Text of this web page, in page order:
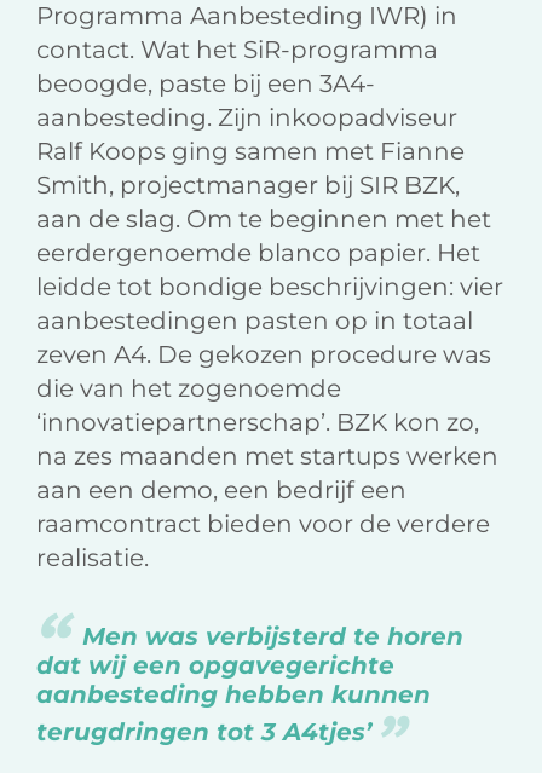
Programma Aanbesteding IWR) in
contact. Wat het SiR-programma
beoogde, paste bij een 3A4-
aanbesteding. Zijn inkoopadviseur
Ralf Koops ging samen met Fianne
Smith, projectmanager bij SIR BZK,
aan de slag. Om te beginnen met het
eerdergenoemde blanco papier. Het
leidde tot bondige beschrijvingen: vier
aanbestedingen pasten op in totaal
zeven A4. De gekozen procedure was
die van het zogenoemde
‘innovatiepartnerschap’. BZK kon zo,
na zes maanden met startups werken
aan een demo, een bedrijf een
raamcontract bieden voor de verdere
realisatie.
Men was verbijsterd te horen
dat wij een opgavegerichte
aanbesteding hebben kunnen
terugdringen tot 3 A4tjes’